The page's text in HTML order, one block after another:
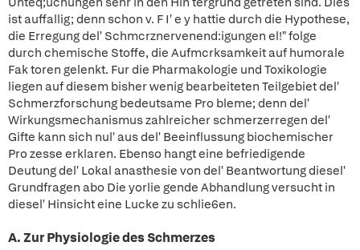
ist auffallig; denn schon v. F I' e y hattie durch die Hypothese,
die Erregung del' Schmcrznervenend:igungen el!" folge
durch chemische Stoffe, die Aufmcrksamkeit auf humorale
Fak toren gelenkt. Fur die Pharmakologie und Toxikologie
liegen auf diesem bisher wenig bearbeiteten Teilgebiet del'
Schmerzforschung bedeutsame Pro bleme; denn del'
Wirkungsmechanismus zahlreicher schmerzerregen del'
Gifte kann sich nul' aus del' Beeinflussung biochemischer
Pro zesse erklaren. Ebenso hangt eine befriedigende
Deutung del' Lokal anasthesie von del' Beantwortung diesel'
Grundfragen abo Die yorlie gende Abhandlung versucht in
diesel' Hinsicht eine Lucke zu schlie6en.
A. Zur Physiologie des Schmerzes